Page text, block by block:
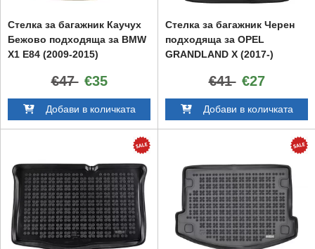
Стелка за багажник Каучух
Бежово подходяща за BMW
X1 E84 (2009-2015)
€47 €35
Добави в количката
Стелка за багажник Черен
подходяща за OPEL
GRANDLAND X (2017-)
€41 €27
Добави в количката